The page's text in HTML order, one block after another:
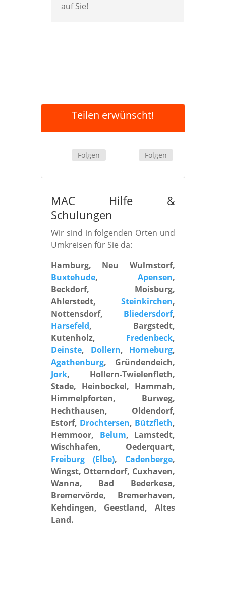
auf Sie!
Teilen erwünscht!
Folgen Folgen
MAC Hilfe &
Schulungen
Wir sind in folgenden Orten und
Umkreisen für Sie da:
Hamburg, Neu Wulmstorf,
Buxtehude,Apensen,
Beckdorf, Moisburg,
Ahlerstedt,Steinkirchen,
Nottensdorf, Bliedersdorf,
Harsefeld, Bargstedt,
Kutenholz, Fredenbeck,
Deinste, Dollern, Horneburg,
Agathenburg, Gründendeich,
Jork, Hollern-Twielenfleth,
Stade, Heinbockel, Hammah,
Himmelpforten, Burweg,
Hechthausen, Oldendorf,
Estorf, Drochtersen, Bützfleth,
Hemmoor, Belum, Lamstedt,
Wischhafen, Oederquart,
Freiburg (Elbe), Cadenberge,
Wingst, Otterndorf, Cuxhaven,
Wanna, Bad Bederkesa,
Bremervörde, Bremerhaven,
Kehdingen, Geestland, Altes
Land.